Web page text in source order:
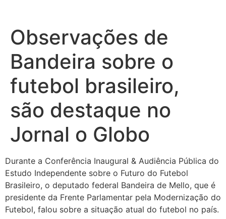
Observações de
Bandeira sobre o
futebol brasileiro,
são destaque no
Jornal o Globo
Durante a Conferência Inaugural & Audiência Pública do
Estudo Independente sobre o Futuro do Futebol
Brasileiro, o deputado federal Bandeira de Mello, que é
presidente da Frente Parlamentar pela Modernização do
Futebol, falou sobre a situação atual do futebol no país.